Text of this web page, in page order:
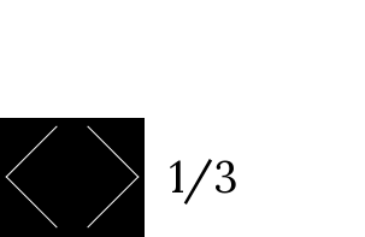
1/3